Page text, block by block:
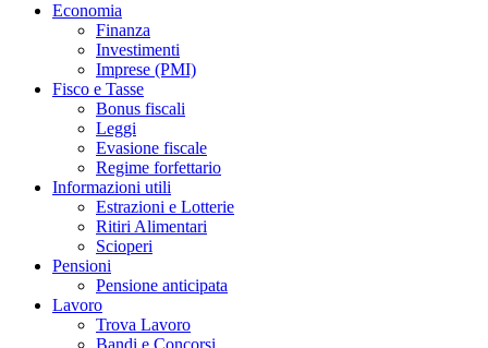
Economia
Finanza
Investimenti
Imprese (PMI)
Fisco e Tasse
Bonus fiscali
Leggi
Evasione fiscale
Regime forfettario
Informazioni utili
Estrazioni e Lotterie
Ritiri Alimentari
Scioperi
Pensioni
Pensione anticipata
Lavoro
Trova Lavoro
Bandi e Concorsi